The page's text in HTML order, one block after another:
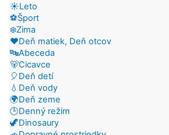
☀️Leto
⚽Šport
❄️Zima
❤️Deň matiek, Deň otcov
🔤Abeceda
🐻Cicavce
🎈Deň detí
💧Deň vody
🌍Deň zeme
🕒Denný režim
🦖Dinosaury